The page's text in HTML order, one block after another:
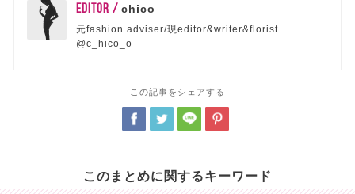
EDITOR /chico
元fashion adviser/現editor&writer&florist
@c_hico_o
この記事をシェアする
このまとめに関するキーワード